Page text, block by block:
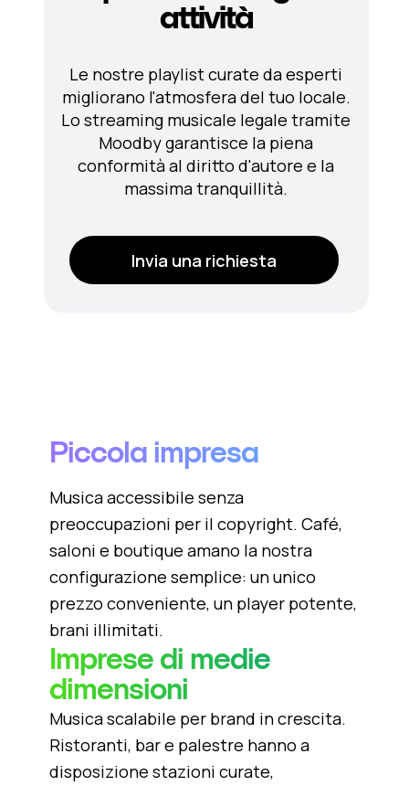
Invia una richiesta
Le nostre playlist curate da esperti
migliorano l'atmosfera del tuo locale.
Lo streaming musicale legale tramite
Moodby garantisce la piena
conformità al diritto d'autore e la
massima tranquillità.
attività
Piccola impresa
Musica accessibile senza
preoccupazioni per il copyright. Café,
saloni e boutique amano la nostra
configurazione semplice: un unico
prezzo conveniente, un player potente,
brani illimitati.
Imprese di medie
dimensioni
Musica scalabile per brand in crescita.
Ristoranti, bar e palestre hanno a
disposizione stazioni curate,